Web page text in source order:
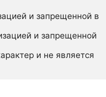
и запрещенной в
и запрещенной
и не является